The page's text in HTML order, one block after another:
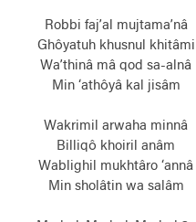
Robbi faj’al mujtama’nâ
Ghôyatuh khusnul khitâmi
Wa’thinâ mâ qod sa-alnâ
Min ‘athôyâ kal jisâm
Wakrimil arwaha minnâ
Billiqô khoiril anâm
Wablighil mukhtâro ‘annâ
Min sholâtin wa salâm